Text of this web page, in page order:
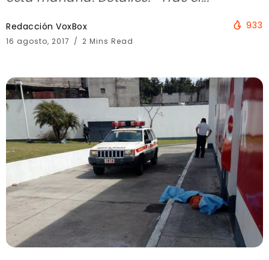
Redacción VoxBox
16 agosto, 2017 2 Mins Read
933